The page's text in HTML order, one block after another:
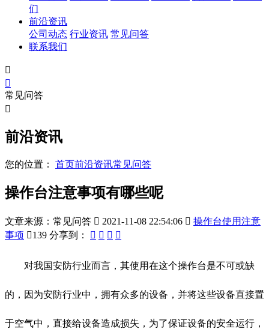
们
前沿资讯
公司动态 行业资讯 常见问答
联系我们


常见问答

前沿资讯
您的位置： 首页前沿资讯常见问答
操作台注意事项有哪些呢
文章来源：常见问答  2021-11-08 22:54:06  操作台使用注意
事项 139 分享到：    
对我国安防行业而言，其使用在这个操作台是不可或缺
的，因为安防行业中，拥有众多的设备，并将这些设备直接置
于空气中，直接给设备造成损失，为了保证设备的安全运行，